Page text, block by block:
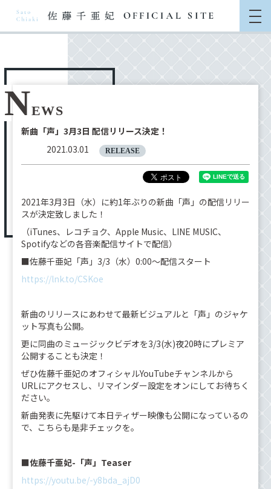
NEWS
新曲「声」3月3日 配信リリース決定！
2021.03.01
RELEASE
2021年3月3日（水）に約1年ぶりの新曲「声」の配信リリー
スが決定致しました！
（iTunes、レコチョク、Apple Music、LINE MUSIC、
Spotifyなどの各音楽配信サイトで配信）
■佐藤千亜妃「声」3/3（水）0:00～配信スタート
https://lnk.to/CSKoe
新曲のリリースにあわせて最新ビジュアルと「声」のジャケ
ット写真も公開。
更に同曲のミュージックビデオを3/3(水)夜20時にプレミア
公開することも決定！
ぜひ佐藤千亜妃のオフィシャルYouTubeチャンネルから
URLにアクセスし、リマインダー設定をオンにしてお待ちく
ださい。
新曲発表に先駆けて本日ティザー映像も公開になっているの
で、こちらも是非チェックを。
■佐藤千亜妃-「声」Teaser
https://youtu.be/-y8bda_ajD0